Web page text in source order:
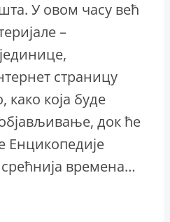
У овом часу већ
–
страницу
која буде
док ће
времена…